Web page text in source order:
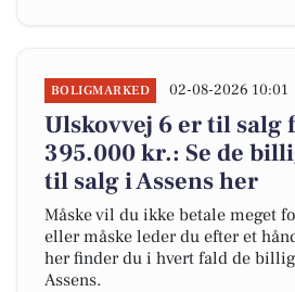
BOLIGMARKED 02-08-2026 10:01
Ulskovvej 6 er til salg
395.000 kr.: Se de
til salg i Assens her
Måske vil du ikke betale meget
eller måske leder du efter et
her finder du i hvert fald de
Assens.